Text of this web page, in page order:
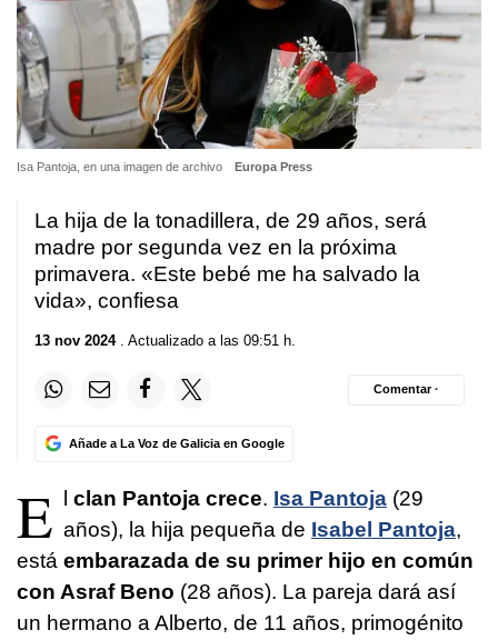
Isa Pantoja, en una imagen de archivo Europa Press
La hija de la tonadillera, de 29 años, será
madre por segunda vez en la próxima
primavera. «Este bebé me ha salvado la
vida», confiesa
13 nov 2024. Actualizado a las 09:51 h.
Añade a La Voz de Galicia en Google
Comentar ·
E l clan Pantoja crece. Isa Pantoja (29
años), la hija pequeña de Isabel Pantoja,
está embarazada de su primer hijo en común
con Asraf Beno (28 años). La pareja dará así
un hermano a Alberto, de 11 años, primogénito